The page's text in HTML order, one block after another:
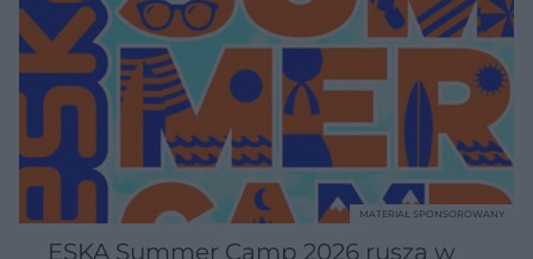
ESKA Summer Camp 2026 rusza w
MATERIAŁ SPONSOROWANY